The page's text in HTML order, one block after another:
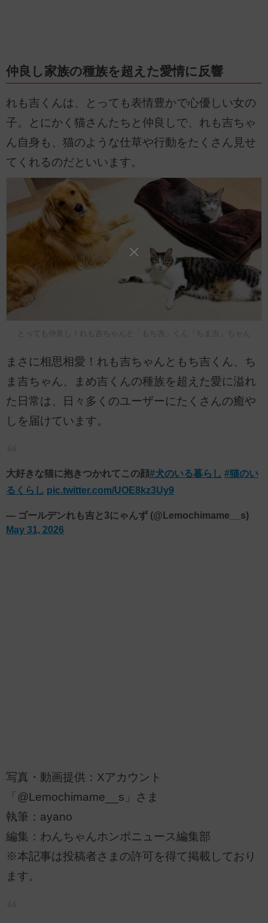
仲良し家族の種族を超えた愛情に反響
れも吉くんは、とっても表情豊かで心優しい女の
子。とにかく猫さんたちと仲良しで、れも吉ちゃ
ん自身も、猫のような仕草や行動をたくさん見せ
てくれるのだといいます。
とっても仲良し！れも吉ちゃんと「もち吉」くん「ちま吉」ちゃん
まさに相思相愛！れも吉ちゃんともち吉くん、ち
ま吉ちゃん、まめ吉くんの種族を超えた愛に溢れ
た日常は、日々多くのユーザーにたくさんの癒や
しを届けています。
大好きな猫に抱きつかれてこの顔#犬のいる暮らし #猫のい
るくらし pic.twitter.com/UOE8kz3Uy9
— ゴールデンれも吉と3にゃんず (@Lemochimame__s)
May 31, 2026
写真・動画提供：Xアカウント
「@Lemochimame__s」さま
執筆：ayano
編集：わんちゃんホンポニュース編集部
※本記事は投稿者さまの許可を得て掲載しており
ます。